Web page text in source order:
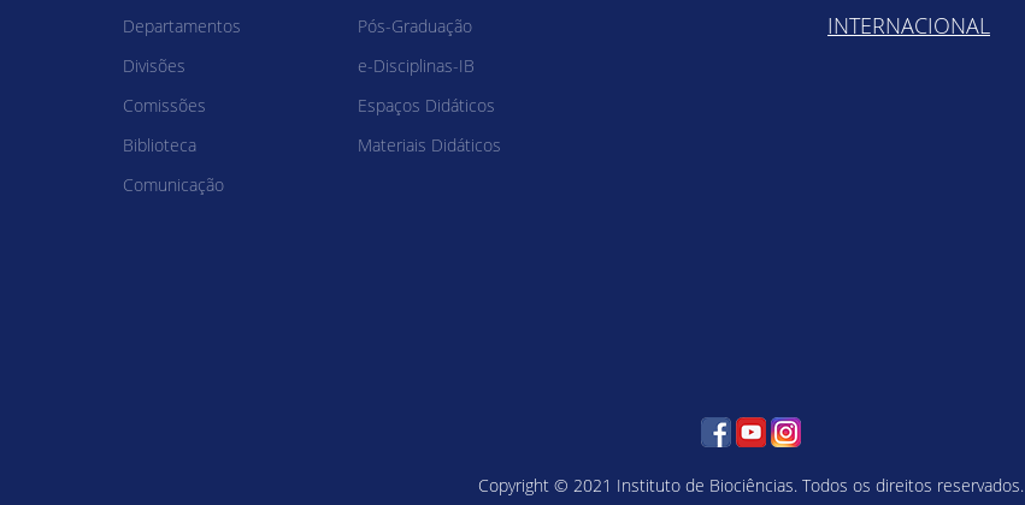
Departamentos
Divisões
Comissões
Biblioteca
Comunicação
Pós-Graduação
e-Disciplinas-IB
Espaços Didáticos
Materiais Didáticos
INTERNACIONAL
Copyright © 2021 Instituto de Biociências. Todos os direitos reservados.